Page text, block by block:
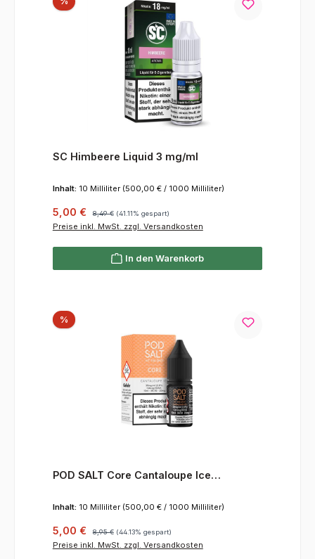
SC Himbeere Liquid 3 mg/ml
Inhalt: 10 Milliliter (500,00 € / 1000 Milliliter)
Verkaufspreis:
5,00 € 8,49 € (41.11% gespart)
Preise inkl. MwSt. zzgl. Versandkosten
In den Warenkorb
%Rabatt
POD SALT Core Cantaloupe Ice
Inhalt: 10 Milliliter (500,00 € / 1000 Milliliter)
Verkaufspreis:
5,00 € 8,95 € (44.13% gespart)
Preise inkl. MwSt. zzgl. Versandkosten